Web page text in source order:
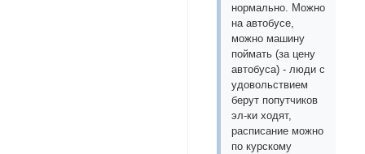
нормально. Можно
на автобусе,
можно машину
поймать (за цену
автобуса) - люди с
удовольствием
берут попутчиков
эл-ки ходят,
расписание можно
по курскому